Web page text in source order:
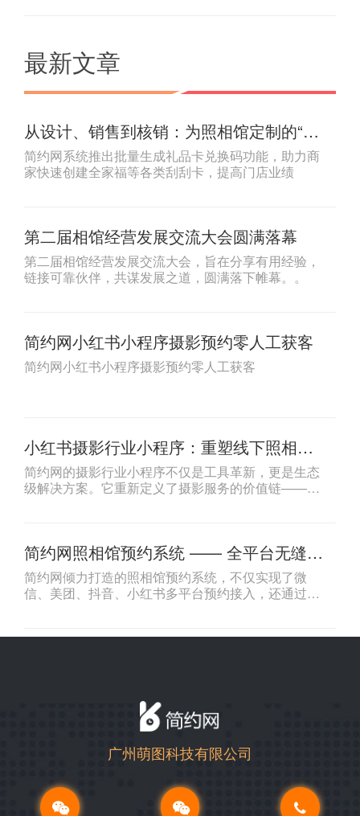
最新文章
从设计、销售到核销：为照相馆定制的“新
春全家福礼品卡”全链路方案
简约网系统推出批量生成礼品卡兑换码功能，助力商
家快速创建全家福等各类刮刮卡，提高门店业绩
第二届相馆经营发展交流大会圆满落幕
第二届相馆经营发展交流大会，旨在分享有用经验，
链接可靠伙伴，共谋发展之道，圆满落下帷幕。。
简约网小红书小程序摄影预约零人工获客
简约网小红书小程序摄影预约零人工获客
小红书摄影行业小程序：重塑线下照相馆
的数字化经营新范式
简约网的摄影行业小程序不仅是工具革新，更是生态
级解决方案。它重新定义了摄影服务的价值链——商
型的标杆，推动行业从“单一服务”向“体验经济”跃迁。
简约网照相馆预约系统 —— 全平台无缝接
入与全域引流的智能营销利器
简约网倾力打造的照相馆预约系统，不仅实现了微
信、美团、抖音、小红书多平台预约接入，还通过智
线上线下资源，为商家构建全域营销网络，让每一次
广州萌图科技有限公司